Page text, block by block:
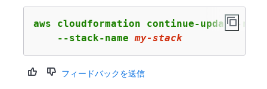
aws cloudformation continue-update-
    --stack-name
my-stack
フィードバックを送信